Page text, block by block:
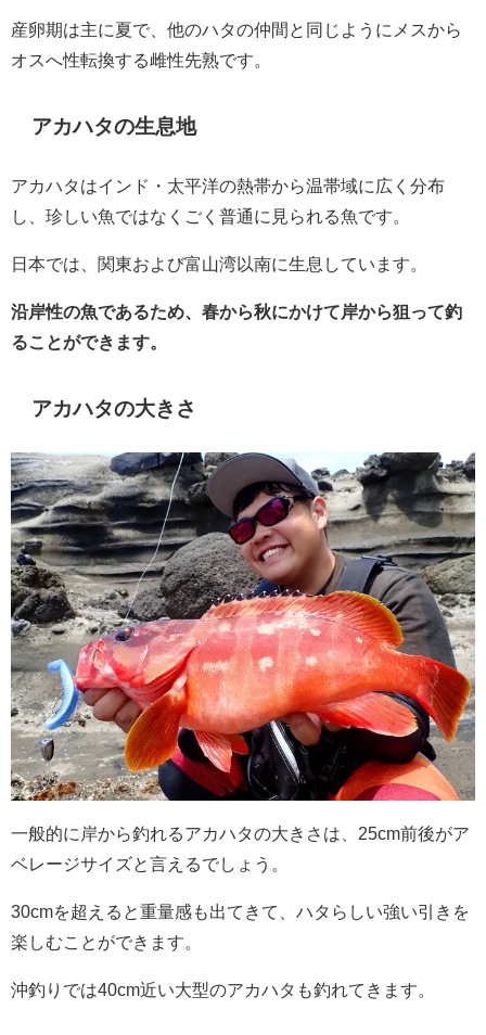
産卵期は主に夏で、他のハタの仲間と同じようにメスから
オスへ性転換する雌性先熟です。
アカハタの生息地
アカハタはインド・太平洋の熱帯から温帯域に広く分布
し、珍しい魚ではなくごく普通に見られる魚です。
日本では、関東および富山湾以南に生息しています。
沿岸性の魚であるため、春から秋にかけて岸から狙って釣
ることができます。
アカハタの大きさ
一般的に岸から釣れるアカハタの大きさは、25cm前後がア
ベレージサイズと言えるでしょう。
30cmを超えると重量感も出てきて、ハタらしい強い引きを
楽しむことができます。
沖釣りでは40cm近い大型のアカハタも釣れてきます。